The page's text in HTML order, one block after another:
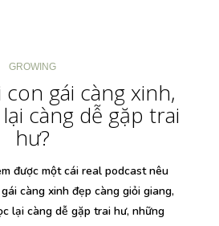
GROWING
gái càng xinh,
càng dễ gặp trai
hư?
được một cái real podcast nêu
càng xinh đẹp càng giỏi giang,
lại càng dễ gặp trai hư, những